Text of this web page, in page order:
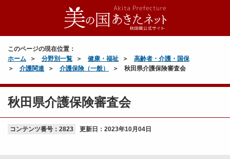
このページの現在位置：
ホーム
分野別一覧 健康・福祉
高齢者・介護・国保
介護関連
介護保険（一般） 秋田県介護保険審査会
秋田県介護保険審査会
コンテンツ番号：2823 更新日： 2023年10月04日